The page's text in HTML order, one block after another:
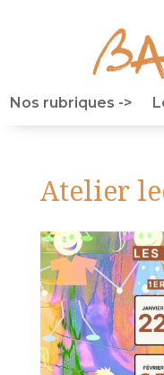
Nos rubriques ->
Atelier